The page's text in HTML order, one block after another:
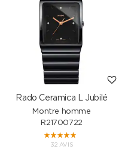
Rado Ceramica L Jubilé
Montre homme
R21700722
32 AVIS